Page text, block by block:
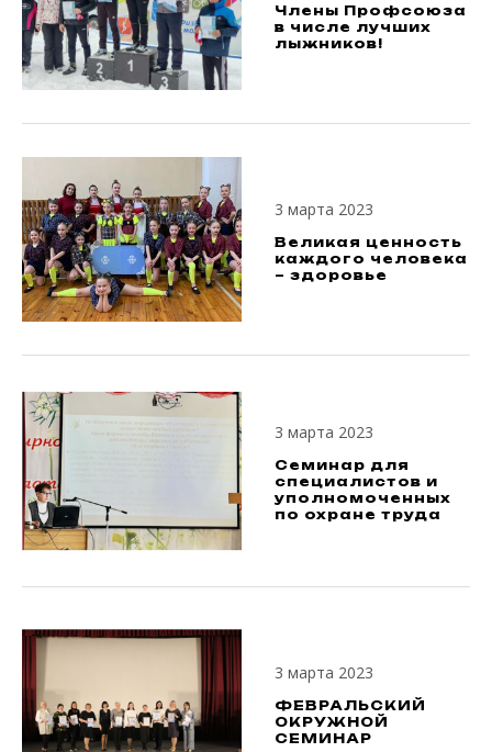
Члены Профсоюза
в числе лучших
лыжников!
3 марта 2023
Великая ценность
каждого человека
– здоровье
3 марта 2023
Семинар для
специалистов и
уполномоченных
по охране труда
3 марта 2023
ФЕВРАЛЬСКИЙ
ОКРУЖНОЙ
СЕМИНАР